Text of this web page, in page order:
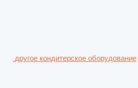
другое кондитерское оборудование